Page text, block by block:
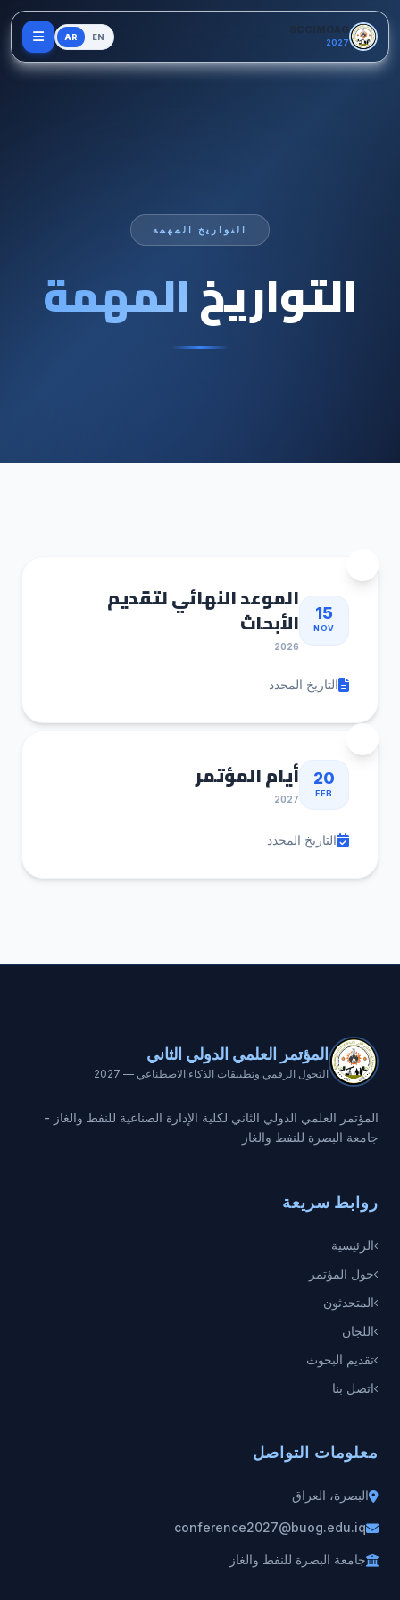
انتقل إلى المحتوى الرئيسي
SCCIMOAG
2027
EN
AR
التواريخ المهمة
التواريخالمهمة
15
NOV
الموعد النهائي لتقديم
الأبحاث
2026
التاريخ المحدد
20
FEB
أيام المؤتمر
2027
التاريخ المحدد
المؤتمر العلمي الدولي الثاني
التحول الرقمي وتطبيقات الذكاء الاصطناعي — 2027
المؤتمر العلمي الدولي الثاني لكلية الإدارة الصناعية للنفط والغاز -
جامعة البصرة للنفط والغاز
روابط سريعة
الرئيسية
حول المؤتمر
المتحدثون
اللجان
تقديم البحوث
اتصل بنا
معلومات التواصل
البصرة، العراق
conference2027@buog.edu.iq
جامعة البصرة للنفط والغاز